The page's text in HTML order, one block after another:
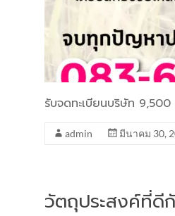
รับจดทะเบียนบริษัท 9,500
admin มีนาคม 30,
วัตถุประสงค์ที่ดี